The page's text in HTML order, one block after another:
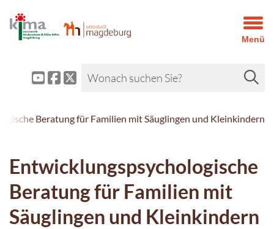
Menü
Beratung für Familien mit Säuglingen und Kleinkindern
Entwicklungspsychologische
Beratung für Familien mit
Säuglingen und Kleinkindern